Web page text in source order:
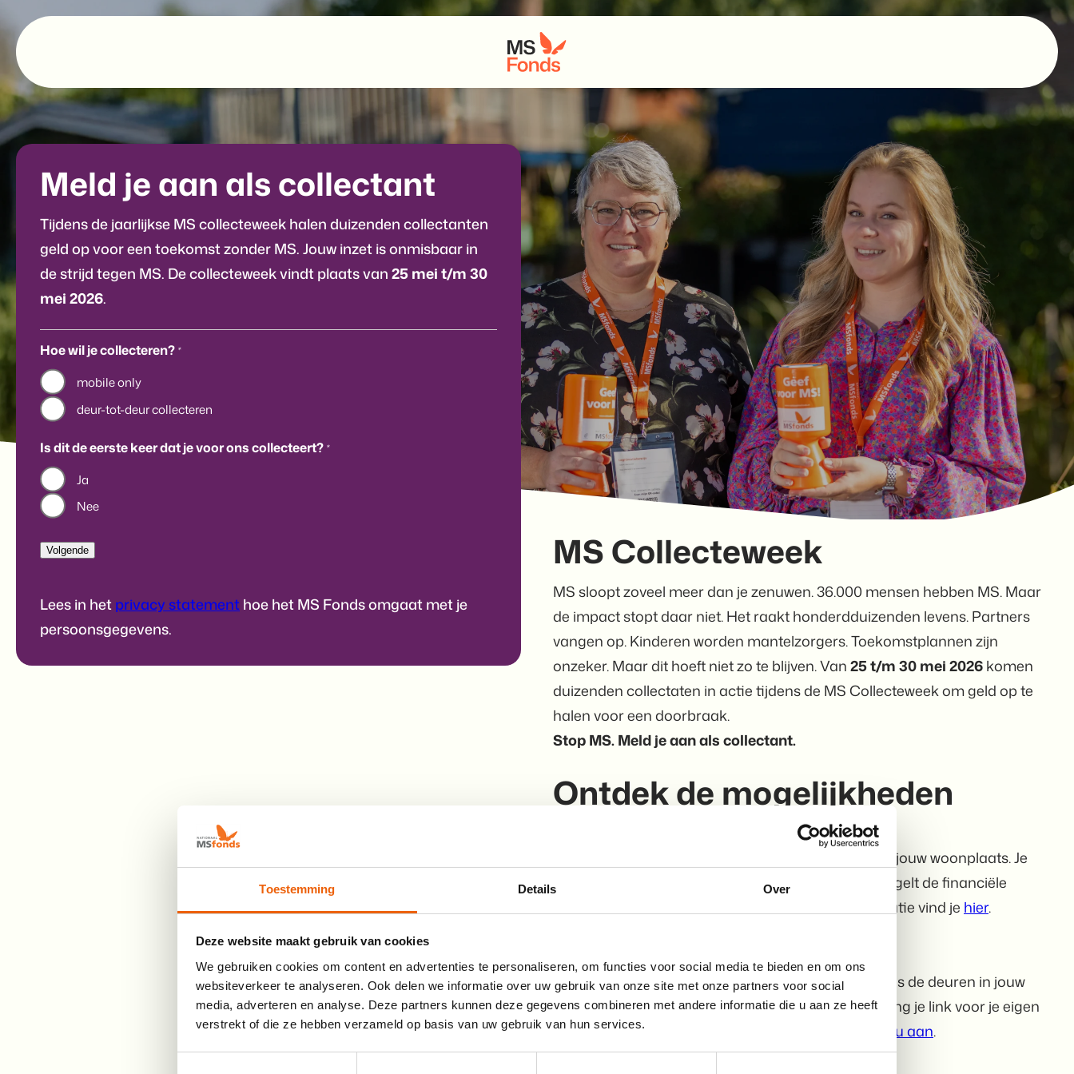
Toestemming Details Over
Deze website maakt gebruik van cookies
We gebruiken cookies om content en advertenties te personaliseren, om functies voor social media te bieden en om ons
websiteverkeer te analyseren. Ook delen we informatie over uw gebruik van onze site met onze partners voor social
media, adverteren en analyse. Deze partners kunnen deze gegevens combineren met andere informatie die u aan ze heeft
verstrekt of die ze hebben verzameld op basis van uw gebruik van hun services.
Meld je aan als collectant
Tijdens de jaarlijkse MS collecteweek halen duizenden collectanten
geld op voor een toekomst zonder MS. Jouw inzet is onmisbaar in
de strijd tegen MS. De collecteweek vindt plaats van25 mei t/m 30
mei 2026.
Hoe wil je collecteren? *
mobile only
deur-tot-deur collecteren
Is dit de eerste keer dat je voor ons collecteert? *
Ja
Nee
Lees in hetprivacy statement hoe het MS Fonds omgaat met je
persoonsgegevens.
MS Collecteweek
MS sloopt zoveel meer dan je zenuwen. 36.000 mensen hebben MS. Maar
de impact stopt daar niet. Het raakt honderdduizenden levens. Partners
vangen op. Kinderen worden mantelzorgers. Toekomstplannen zijn
onzeker. Maar dit hoeft niet zo te blijven. Van25 t/m 30 mei 2026komen
duizenden collectaten in actie tijdens de MS Collecteweek om geld op te
halen voor een doorbraak.
Stop MS. Meld je aan als collectant.
Ontdek de mogelijkheden
Als collecte coördinator organiseer je de collecte in jouw woonplaats. Je
ondersteunt collectanten, verdeelt materialen en regelt de financiële
afhandeling. Zonder jou geen collecte. Meer informatie vind je hier.
Als collectant ga je tijdens de MS Collecteweek langs de deuren in jouw
buurt. Je bepaalt zelf hoeveel tijd je inzet. Ook ontvang je link voor je eigen
mobiele collectepagina. Jouw bijdrage telt.
Meld je nu aan.